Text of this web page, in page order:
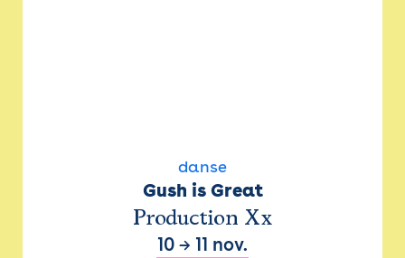
danse
Gush is Great
Production Xx
10 → 11 nov.